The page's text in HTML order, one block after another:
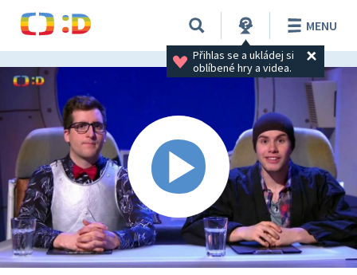
Přihlas se a ukládej si
oblíbené hry a videa.
MENU